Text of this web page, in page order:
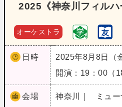
2025《神奈川フィルハ
オーケストラ
日時
2025年8月8日（
開演：19：00（
会場 神奈川｜
ミュ